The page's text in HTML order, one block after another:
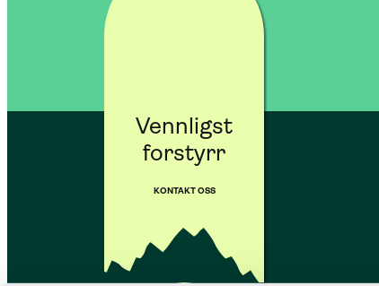
Vennligst
forstyrr
KONTAKT OSS